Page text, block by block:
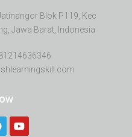
Blok P119, Kec
Jawa Barat, Indonesia